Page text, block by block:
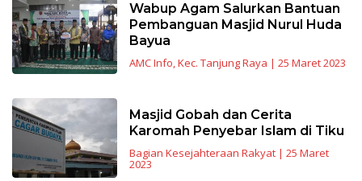
Wabup Agam Salurkan Bantuan
Pembanguan Masjid Nurul Huda
Bayua
AMC Info,Kec. Tanjung Raya | 25 Maret 2023
Masjid Gobah dan Cerita
Karomah Penyebar Islam di Tiku
Bagian Kesejahteraan Rakyat| 25 Maret
2023